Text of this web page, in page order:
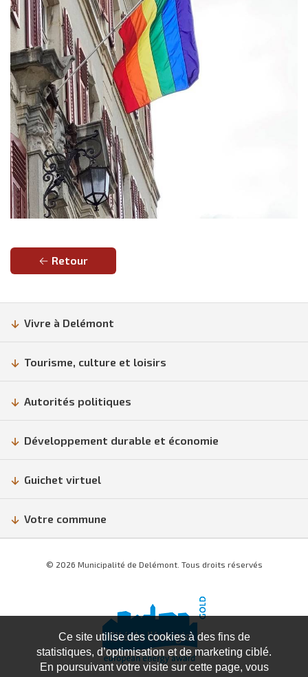
Retour
Vivre à Delémont
Tourisme, culture et loisirs
Autorités politiques
Développement durable et économie
Guichet virtuel
Votre commune
© 2026 Municipalité de Delémont. Tous droits réservés
Ce site utilise des cookies à des fins de
statistiques, d’optimisation et de marketing ciblé.
En poursuivant votre visite sur cette page, vous